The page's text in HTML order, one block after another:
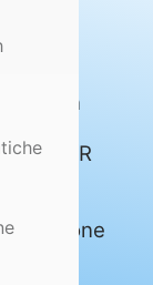
Con
DVR